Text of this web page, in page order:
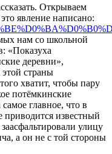
Открываем
явление написано:
нам со школьной
«Показуха
деревни»,
страны
хватит, чтобы пару
потёмкинские
главное, что в
приводится известный
улицу
а он не с той стороны